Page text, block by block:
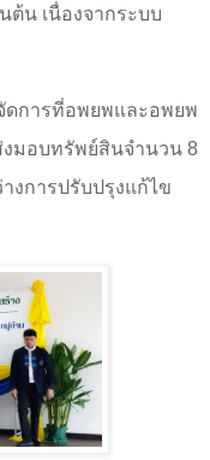
น เนื่องจากระบบ
ดการที่อพยพและอพยพ
งมอบทรัพย์สินจำนวน 8
งการปรับปรุงแก้ไข